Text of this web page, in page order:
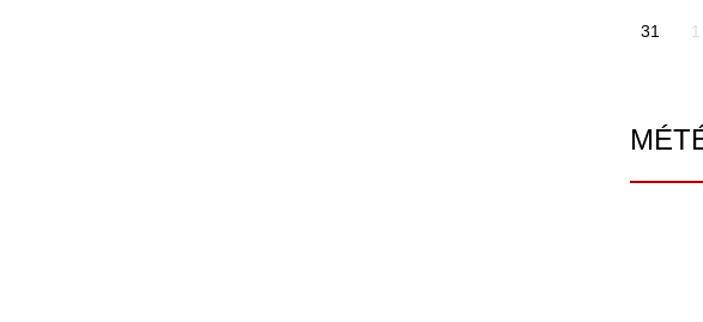
31 1